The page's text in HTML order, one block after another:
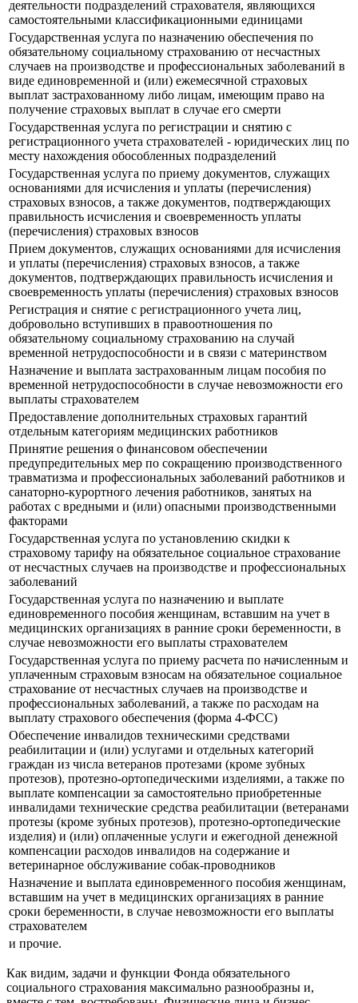
деятельности подразделений страхователя, являющихся
самостоятельными классификационными единицами
Государственная услуга по назначению обеспечения по
обязательному социальному страхованию от несчастных
случаев на производстве и профессиональных заболеваний в
виде единовременной и (или) ежемесячной страховых
выплат застрахованному либо лицам, имеющим право на
получение страховых выплат в случае его смерти
Государственная услуга по регистрации и снятию с
регистрационного учета страхователей - юридических лиц по
месту нахождения обособленных подразделений
Государственная услуга по приему документов, служащих
основаниями для исчисления и уплаты (перечисления)
страховых взносов, а также документов, подтверждающих
правильность исчисления и своевременность уплаты
(перечисления) страховых взносов
Прием документов, служащих основаниями для исчисления
и уплаты (перечисления) страховых взносов, а также
документов, подтверждающих правильность исчисления и
своевременность уплаты (перечисления) страховых взносов
Регистрация и снятие с регистрационного учета лиц,
добровольно вступивших в правоотношения по
обязательному социальному страхованию на случай
временной нетрудоспособности и в связи с материнством
Назначение и выплата застрахованным лицам пособия по
временной нетрудоспособности в случае невозможности его
выплаты страхователем
Предоставление дополнительных страховых гарантий
отдельным категориям медицинских работников
Принятие решения о финансовом обеспечении
предупредительных мер по сокращению производственного
травматизма и профессиональных заболеваний работников и
санаторно-курортного лечения работников, занятых на
работах с вредными и (или) опасными производственными
факторами
Государственная услуга по установлению скидки к
страховому тарифу на обязательное социальное страхование
от несчастных случаев на производстве и профессиональных
заболеваний
Государственная услуга по назначению и выплате
единовременного пособия женщинам, вставшим на учет в
медицинских организациях в ранние сроки беременности, в
случае невозможности его выплаты страхователем
Государственная услуга по приему расчета по начисленным и
уплаченным страховым взносам на обязательное социальное
страхование от несчастных случаев на производстве и
профессиональных заболеваний, а также по расходам на
выплату страхового обеспечения (форма 4-ФСС)
Обеспечение инвалидов техническими средствами
реабилитации и (или) услугами и отдельных категорий
граждан из числа ветеранов протезами (кроме зубных
протезов), протезно-ортопедическими изделиями, а также по
выплате компенсации за самостоятельно приобретенные
инвалидами технические средства реабилитации (ветеранами
протезы (кроме зубных протезов), протезно-ортопедические
изделия) и (или) оплаченные услуги и ежегодной денежной
компенсации расходов инвалидов на содержание и
ветеринарное обслуживание собак-проводников
Назначение и выплата единовременного пособия женщинам,
вставшим на учет в медицинских организациях в ранние
сроки беременности, в случае невозможности его выплаты
страхователем
и прочие.
Как видим, задачи и функции Фонда обязательного
социального страхования максимально разнообразны и,